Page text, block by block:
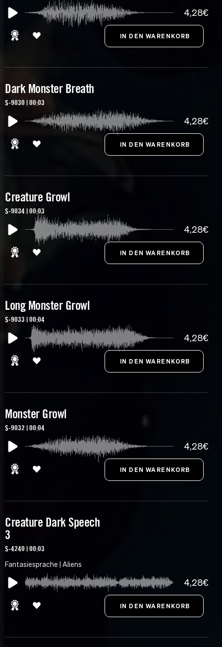
4,28€
Dark Monster Breath
S-9030 | 00:03
4,28€
Creature Growl
S-9034 | 00:03
4,28€
Long Monster Growl
S-9033 | 00:04
4,28€
Monster Growl
S-9032 | 00:04
4,28€
Creature Dark Speech
3
S-4240 | 00:03
Fantasiesprache | Aliens
4,28€